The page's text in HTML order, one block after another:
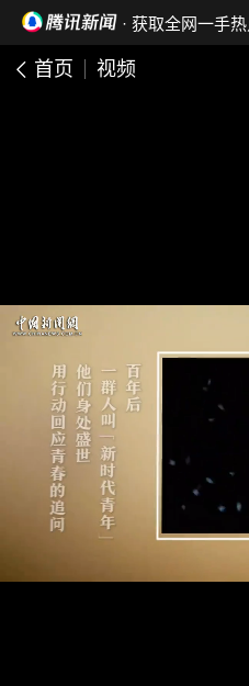
· 获取全网一手
首页 视频